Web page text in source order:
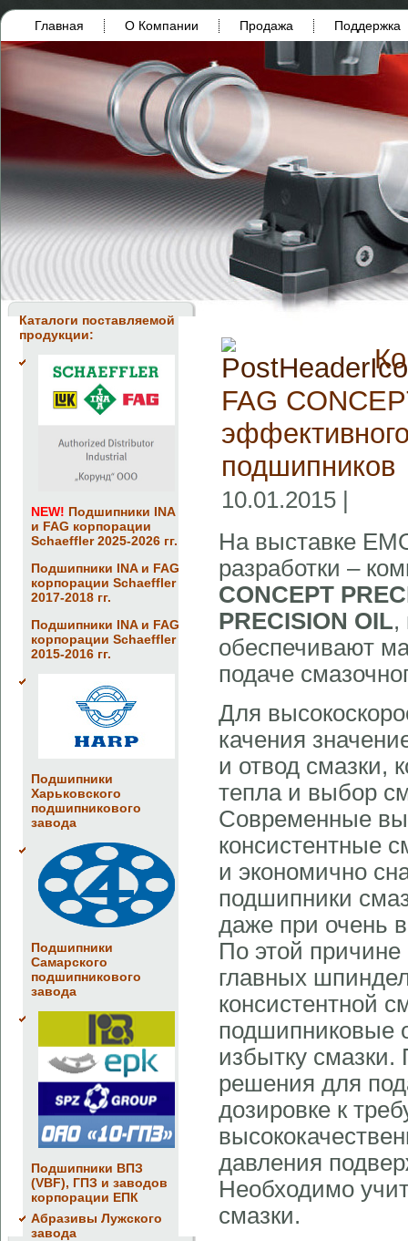
Главная О Компании Продажа Поддержка
Каталоги поставляемой
продукции:
NEW! Подшипники INA
и FAG корпорации
Schaeffler 2025-2026 гг.
Подшипники INA и FAG
корпорации Schaeffler
2017-2018 гг.
Подшипники INA и FAG
корпорации Schaeffler
2015-2016 гг.
Подшипники
Харьковского
подшипникового
завода
Подшипники
Самарского
подшипникового
завода
Подшипники ВПЗ
(VBF), ГПЗ и заводов
корпорации ЕПК
Абразивы Лужского
завода
FAG
подшипников
10.01.2015 |
На выставке
разработки –
CONCEPT
PRECISION OIL,
обеспечивают
подаче
Для
качения
и отвод смазки,
тепла и выбор
Современные
консистентные
и экономично
подшипники
даже при очень
По этой
главных
консистентной
подшипниковые
избытку смазки.
решения для
дозировке к
давления
Необходимо
смазки.